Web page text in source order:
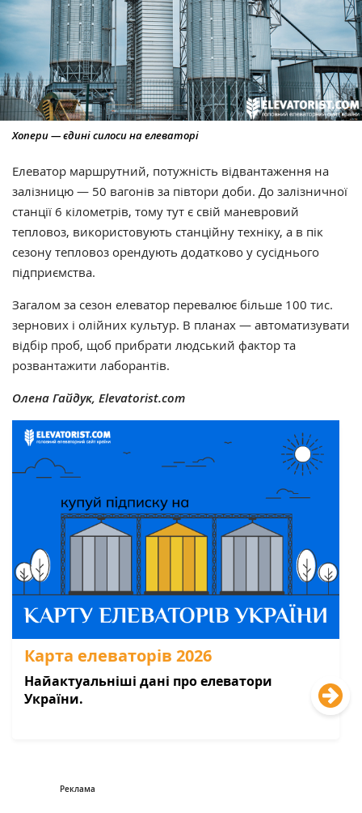
Хопери — єдині силоси на елеваторі
Елеватор маршрутний, потужність відвантаження на
залізницю — 50 вагонів за півтори доби. До залізничної
станції 6 кілометрів, тому тут є свій маневровий
тепловоз, використовують станційну техніку, а в пік
сезону тепловоз орендують додатково у сусіднього
підприємства.
Загалом за сезон елеватор перевалює більше 100 тис.
зернових і олійних культур. В планах — автоматизувати
відбір проб, щоб прибрати людський фактор та
розвантажити лаборантів.
Олена Гайдук, Elevatorist.com
Карта елеваторів 2026
Найактуальніші дані про елеватори
України.